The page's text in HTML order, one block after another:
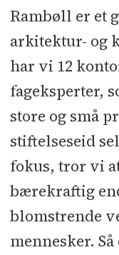
Rambøll er et
arkitektur- og
har vi 12
fageksperter,
store og små
stiftelseseid
fokus, tror vi
bærekraftig
blomstrende
mennesker.